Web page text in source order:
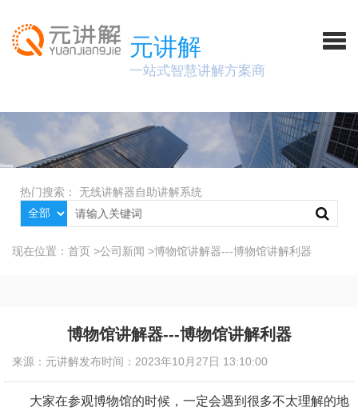
元讲解
一站式智慧讲解方案商
热门搜索： 无线讲解器自助讲解系统
现在位置： 首页 >公司新闻 >博物馆讲解器---博物馆讲解利器
博物馆讲解器---博物馆讲解利器
来源：元讲解发布时间：2023年10月27日 13:10:00
大家在参观博物馆的时候，一定会遇到很多不太理解的地